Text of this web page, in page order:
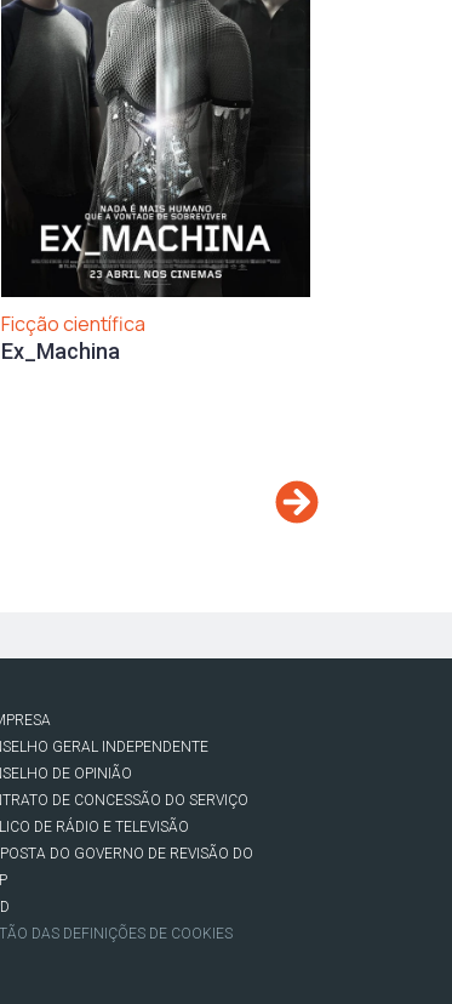
Ficção científica
Ex_Machina
GERAL INDEPENDENTE
DE OPINIÃO
DE CONCESSÃO DO SERVIÇO
DE RÁDIO E TELEVISÃO
DO GOVERNO DE REVISÃO DO
DAS DEFINIÇÕES DE COOKIES